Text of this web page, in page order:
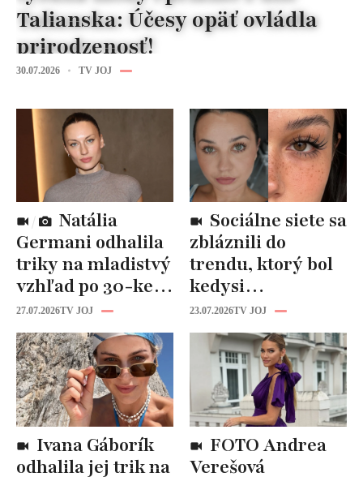
Talianska: Účesy opäť ovládla
prirodzenosť!
30.07.2026 TV JOJ
Germani odhalila
triky na mladistvý
vzhľad po 30-ke:
Fungujú lepšie
než drahá
kozmetika
27.07.2026TV JOJ
zbláznili do
trendu, ktorý bol
kedysi
katastrofou:
„Mušie nohy“ sú
späť!
23.07.2026TV JOJ
odhalila jej trik na
Verešová